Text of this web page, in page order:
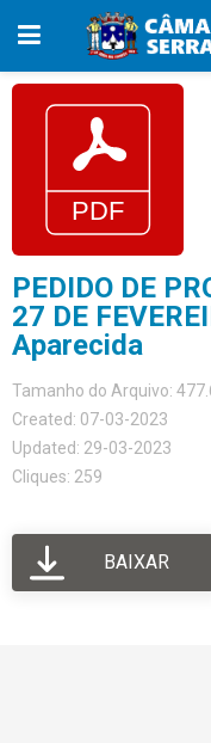
PEDIDO DE
27 DE
Aparecida
Tamanho do Arquivo:
Created: 07-03-2023
Updated: 29-03-2023
Cliques: 259
BAIXAR